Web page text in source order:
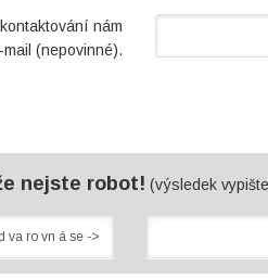
nám
(nepovinné).
nejste robot! (výsledek